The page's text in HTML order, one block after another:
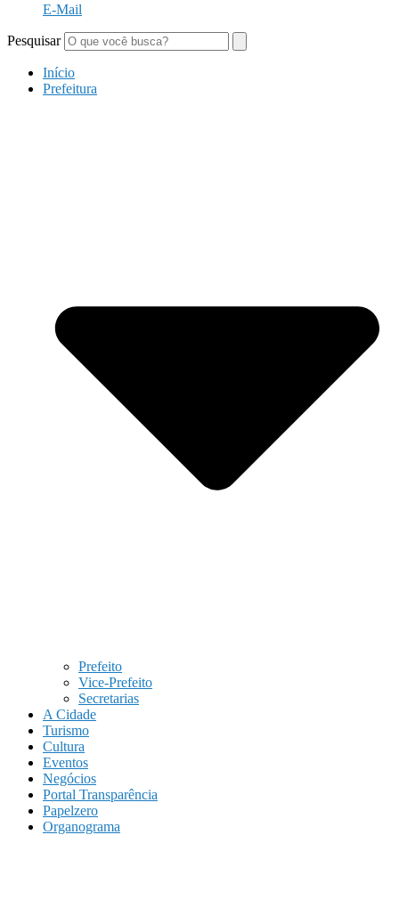
E-Mail
Pesquisar
Início
Prefeitura
Prefeito
Vice-Prefeito
Secretarias
A Cidade
Turismo
Cultura
Eventos
Negócios
Portal Transparência
Papelzero
Organograma